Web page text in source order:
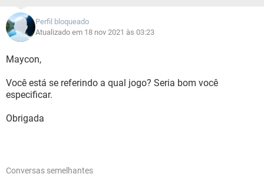
Perfil bloqueado
Atualizado em 18 nov 2021 às 03:23
Maycon,
Você está se referindo a qual jogo? Seria bom você
especificar.
Obrigada
Conversas semelhantes